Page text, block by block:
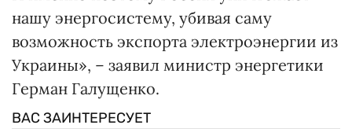
нашу энергосистему, убивая саму
возможность экспорта электроэнергии из
Украины», – заявил министр энергетики
Герман Галущенко.
ВАС ЗАИНТЕРЕСУЕТ